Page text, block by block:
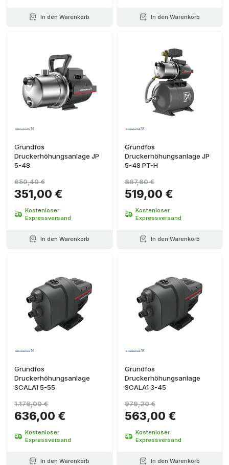
In den Warenkorb In den Warenkorb
Grundfos
Druckerhöhungsanlage JP
5-48
351,00 €
650,40 €
Kostenloser
Expressversand
In den Warenkorb
Grundfos
Druckerhöhungsanlage JP
5-48 PT-H
519,00 €
867,60 €
Kostenloser
Expressversand
In den Warenkorb
Grundfos
Druckerhöhungsanlage
SCALA1 5-55
636,00 €
1.176,00 €
Kostenloser
Expressversand
In den Warenkorb
Grundfos
Druckerhöhungsanlage
SCALA1 3-45
563,00 €
979,20 €
Kostenloser
Expressversand
In den Warenkorb